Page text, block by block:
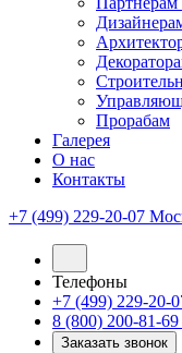
Прорабам
Галерея
О нас
Контакты
+7 (499) 229-20-07
Телефоны
+7 (499) 229-20-
8 (800) 200-81-69
Заказать звонок